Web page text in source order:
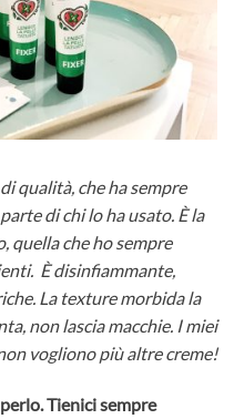
qualità, che ha sempre
di chi lo ha usato. È la
quella che ho sempre
È disinfiammante,
La texture morbida la
non lascia macchie. I miei
vogliono più altre creme!
Tienici sempre